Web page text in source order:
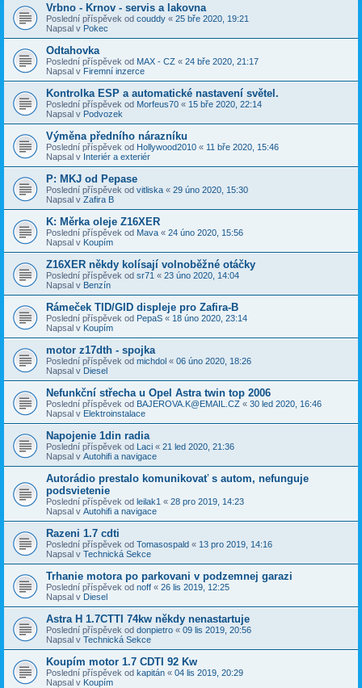
Vrbno - Krnov - servis a lakovna
Poslední příspěvek od couddy « 25 bře 2020, 19:21
Napsal v Pokec
Odtahovka
Poslední příspěvek od MAX - CZ « 24 bře 2020, 21:17
Napsal v Firemní inzerce
Kontrolka ESP a automatické nastavení světel.
Poslední příspěvek od Morfeus70 « 15 bře 2020, 22:14
Napsal v Podvozek
Výměna předního nárazníku
Poslední příspěvek od Hollywood2010 « 11 bře 2020, 15:46
Napsal v Interiér a exteriér
P: MKJ od Pepase
Poslední příspěvek od vitliska « 29 úno 2020, 15:30
Napsal v Zafira B
K: Měrka oleje Z16XER
Poslední příspěvek od Mava « 24 úno 2020, 15:56
Napsal v Koupím
Z16XER někdy kolísají volnoběžné otáčky
Poslední příspěvek od sr71 « 23 úno 2020, 14:04
Napsal v Benzín
Rámeček TID/GID displeje pro Zafira-B
Poslední příspěvek od PepaS « 18 úno 2020, 23:14
Napsal v Koupím
motor z17dth - spojka
Poslední příspěvek od michdol « 06 úno 2020, 18:26
Napsal v Diesel
Nefunkční střecha u Opel Astra twin top 2006
Poslední příspěvek od BAJEROVA.K@EMAIL.CZ « 30 led 2020, 16:46
Napsal v Elektroinstalace
Napojenie 1din radia
Poslední příspěvek od Laci « 21 led 2020, 21:36
Napsal v Autohifi a navigace
Autorádio prestalo komunikovať s autom, nefunguje
podsvietenie
Poslední příspěvek od leilak1 « 28 pro 2019, 14:23
Napsal v Autohifi a navigace
Razeni 1.7 cdti
Poslední příspěvek od Tomasospald « 13 pro 2019, 14:16
Napsal v Technická Sekce
Trhanie motora po parkovani v podzemnej garazi
Poslední příspěvek od noff « 26 lis 2019, 12:25
Napsal v Diesel
Astra H 1.7CTTI 74kw někdy nenastartuje
Poslední příspěvek od donpietro « 09 lis 2019, 20:56
Napsal v Technická Sekce
Koupím motor 1.7 CDTI 92 Kw
Poslední příspěvek od kapitán « 04 lis 2019, 20:29
Napsal v Koupím